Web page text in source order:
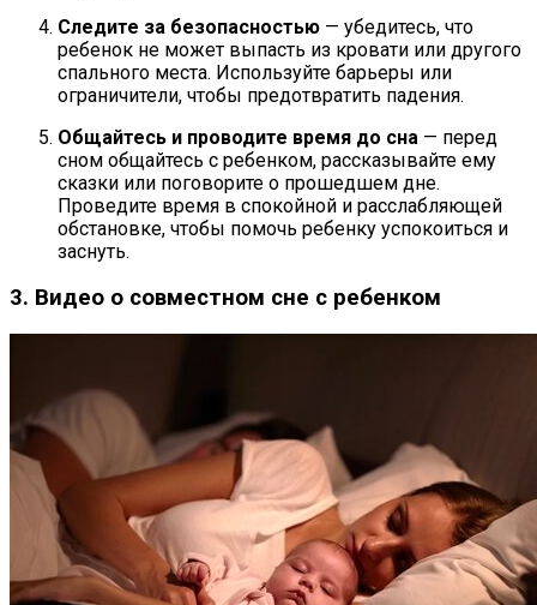
Следите за безопасностью — убедитесь, что
ребенок не может выпасть из кровати или другого
спального места. Используйте барьеры или
ограничители, чтобы предотвратить падения.
Общайтесь и проводите время до сна — перед
сном общайтесь с ребенком, рассказывайте ему
сказки или поговорите о прошедшем дне.
Проведите время в спокойной и расслабляющей
обстановке, чтобы помочь ребенку успокоиться и
заснуть.
3. Видео о совместном сне с ребенком